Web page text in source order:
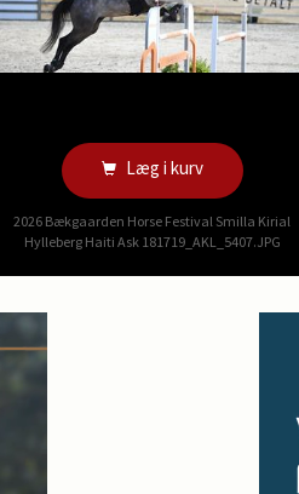
Læg i kurv
2026 Bækgaarden Horse Festival Smilla Kirial
Hylleberg Haiti Ask 181719_AKL_5407.JPG